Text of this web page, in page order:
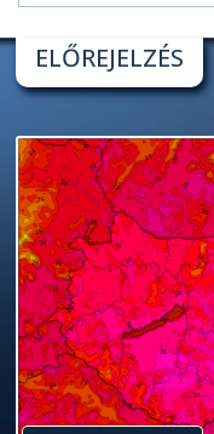
ELŐREJELZÉS